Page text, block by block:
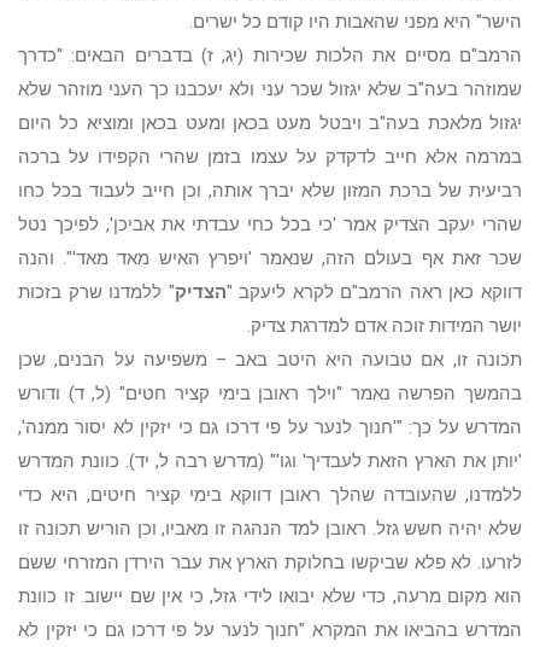
הישר" היא מפני שהאבות היו קודם כל ישרים.
הרמב"ם מסיים את הלכות שכירות (יג, ז) בדברים הבאים: "כדרך
שמוזהר בעה"ב שלא יגזול שכר עני ולא יעכבנו כך העני מוזהר שלא
יגזול מלאכת בעה"ב ויבטל מעט בכאן ומעט בכאן ומוציא כל היום
במרמה אלא חייב לדקדק על עצמו בזמן שהרי הקפידו על ברכה
רביעית של ברכת המזון שלא יברך אותה, וכן חייב לעבוד בכל כחו
שהרי יעקב הצדיק אמר 'כי בכל כחי עבדתי את אביכן', לפיכך נטל
שכר זאת אף בעולם הזה, שנאמר 'ויפרץ האיש מאד מאד'". והנה
דווקא כאן ראה הרמב"ם לקרא ליעקב "הצדיק" ללמדנו שרק בזכות
יושר המידות זוכה אדם למדרגת צדיק.
תכונה זו, אם טבועה היא היטב באב – משפיעה על הבנים, שכן
בהמשך הפרשה נאמר "וילך ראובן בימי קציר חטים" (ל, ד) ודורש
המדרש על כך: "'חנוך לנער על פי דרכו גם כי יזקין לא יסור ממנה',
'יותן את הארץ הזאת לעבדיך' וגו'" (מדרש רבה ל, יד). כוונת המדרש
ללמדנו, שהעובדה שהלך ראובן דווקא בימי קציר חיטים, היא כדי
שלא יהיה חשש גזל. ראובן למד הנהגה זו מאביו, וכן הוריש תכונה זו
לזרעו. לא פלא שביקשו בחלוקת הארץ את עבר הירדן המזרחי ששם
הוא מקום מרעה, כדי שלא יבואו לידי גזל, כי אין שם יישוב. זו כוונת
המדרש בהביאו את המקרא "חנוך לנער על פי דרכו גם כי יזקין לא